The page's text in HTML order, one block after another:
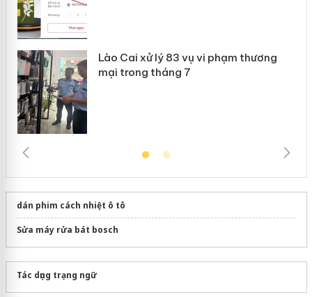
Lào Cai xử lý 83 vụ vi phạm thương
mại trong tháng 7
dán phim cách nhiệt ô tô
Sửa máy rửa bát bosch
Tác dụng trạng ngữ